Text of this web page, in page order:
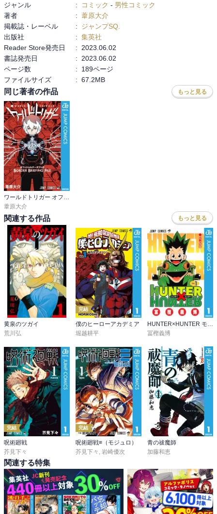
ジャンル : コミック - 男性コミック
著者
: 葦原大介
掲載誌・レーベル
:
ジャンプSQ.
出版社
: 集英社
Reader Store発売日
:
2023.06.02
書誌発売日
:
2023.06.02
ページ数
:
189ページ
ファイルサイズ
: 67.2MB
同じ著者の作品 もっと見る
ワールドトリガー オフィシャルデータブック BORDER BRIEFING FILE
葦原大介
関連する作品 もっと見る
黄泉のツガイ
荒川弘
完結
僕のヒーローアカデミア
堀越耕平
冨樫義博
完結
呪術廻戦
芥見下々
完結
呪術廻戦≡（モジュロ）
芥見下々 , 岩崎優次
青の祓魔師
加藤和恵
関連する特集